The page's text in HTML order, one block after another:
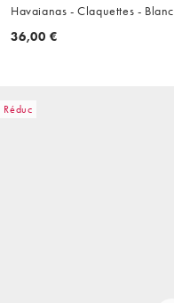
Havaianas - Claquettes - Blanc
36,00 €
Réduc